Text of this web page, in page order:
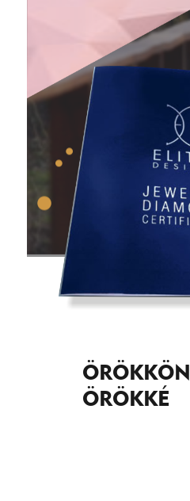
ÖRÖKKÖN
ÖRÖKKÉ